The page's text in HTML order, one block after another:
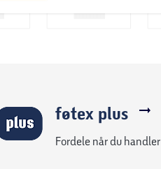
føtex plus
Fordele når du handler